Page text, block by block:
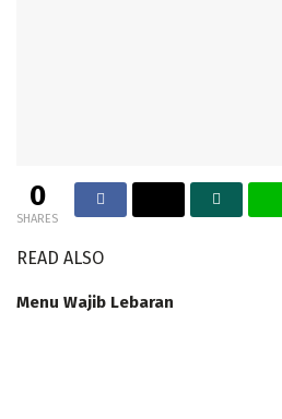
0
SHARES
READ ALSO
Menu Wajib Lebaran